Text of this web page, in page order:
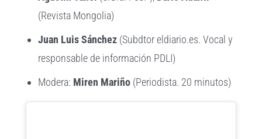
(Revista Mongolia)
Juan Luis Sánchez (Subdtor eldiario.es. Vocal y
responsable de información PDLI)
Modera: Miren Mariño (Periodista. 20 minutos)